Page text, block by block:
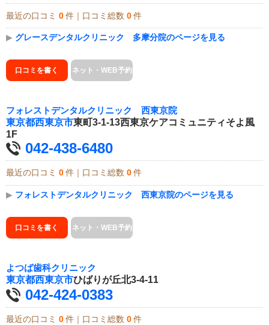
最近の口コミ 0 件｜口コミ総数 0 件
▶ グレースデンタルクリニック 多摩分院のページを見る
口コミを書く ネット・WEB予約
フォレストデンタルクリニック 西東京院
東京都西東京市東町3-1-13西東京ケアコミュニティそよ風
1F
042-438-6480
最近の口コミ 0 件｜口コミ総数 0 件
▶ フォレストデンタルクリニック 西東京院のページを見る
口コミを書く ネット・WEB予約
よつば歯科クリニック
東京都西東京市ひばりが丘北3-4-11
042-424-0383
最近の口コミ 0 件｜口コミ総数 0 件